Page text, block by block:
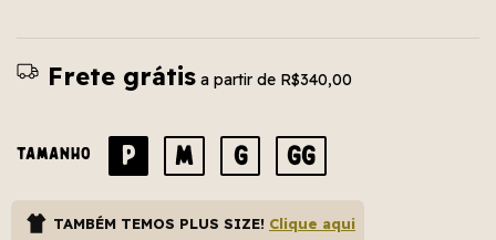
Frete grátis a partir de R$340,00
TAMANHO P M G GG
TAMBÉM TEMOS PLUS SIZE! Clique aqui